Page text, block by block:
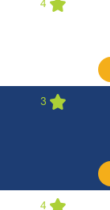
4
3
4